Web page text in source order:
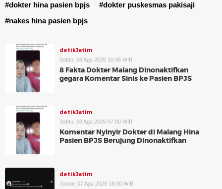
#dokter hina pasien bpjs
#dokter puskesmas pakisaji
#nakes hina pasien bpjs
detikJatim
Sabtu, 08 Agu 2026 10:45 WIB
8 Fakta Dokter Malang Dinonaktifkan
gegara Komentar Sinis ke Pasien BPJS
detikJatim
Sabtu, 08 Agu 2026 07:00 WIB
Komentar Nyinyir Dokter di Malang Hina
Pasien BPJS Berujung Dinonaktifkan
detikJatim
Jumat, 07 Agu 2026 18:00 WIB